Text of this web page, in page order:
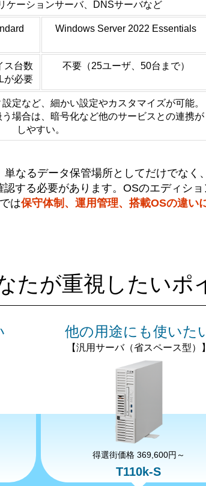
ケーションサーバ、DNSサーバなど
Windows Server 2022 Essentials
ス台数
が必要
不要（25ユーザ、50台まで）
定など、細かい設定やカスタマイズが可能。
場合は、暗号化など他のサービスとの連携が
しやすい。
なるデータ保管場所としてだけでな
する必要があります。OSのエディシ
は保守体制、運用管理、搭載OSの違い
たが重視したいポ
他の用途にも使いた
【汎用サーバ（省スペース型）】
得選街価格 369,600円～
T110k-S